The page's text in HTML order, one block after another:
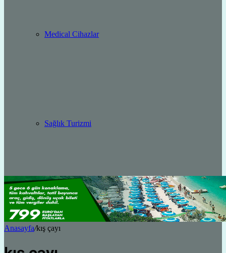
Medical Cihazlar
Sağlık Turizmi
Anasayfa/kış çayı